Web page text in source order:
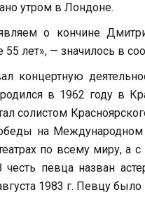
утром в Лондоне.
о кончине
лет», — значилось в
концертную
в 1962 году в
солистом
на
по всему миру, а
певца назван
1983 г. Певцу было